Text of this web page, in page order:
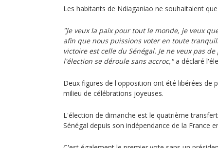
Les habitants de Ndiaganiao ne souhaitaient
"Je veux la paix pour tout le monde, je veux
afin que nous puissions voter en toute
victoire est celle du Sénégal. Je ne veux pas
l'élection se déroule sans accroc,"a déclaré
Deux figures de l'opposition ont été libérées de
milieu de célébrations joyeuses.
L'élection de dimanche est le quatrième
Sénégal depuis son indépendance de la France